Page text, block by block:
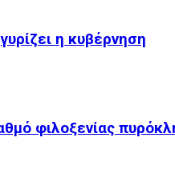
η κυβέρνηση
φιλοξενίας